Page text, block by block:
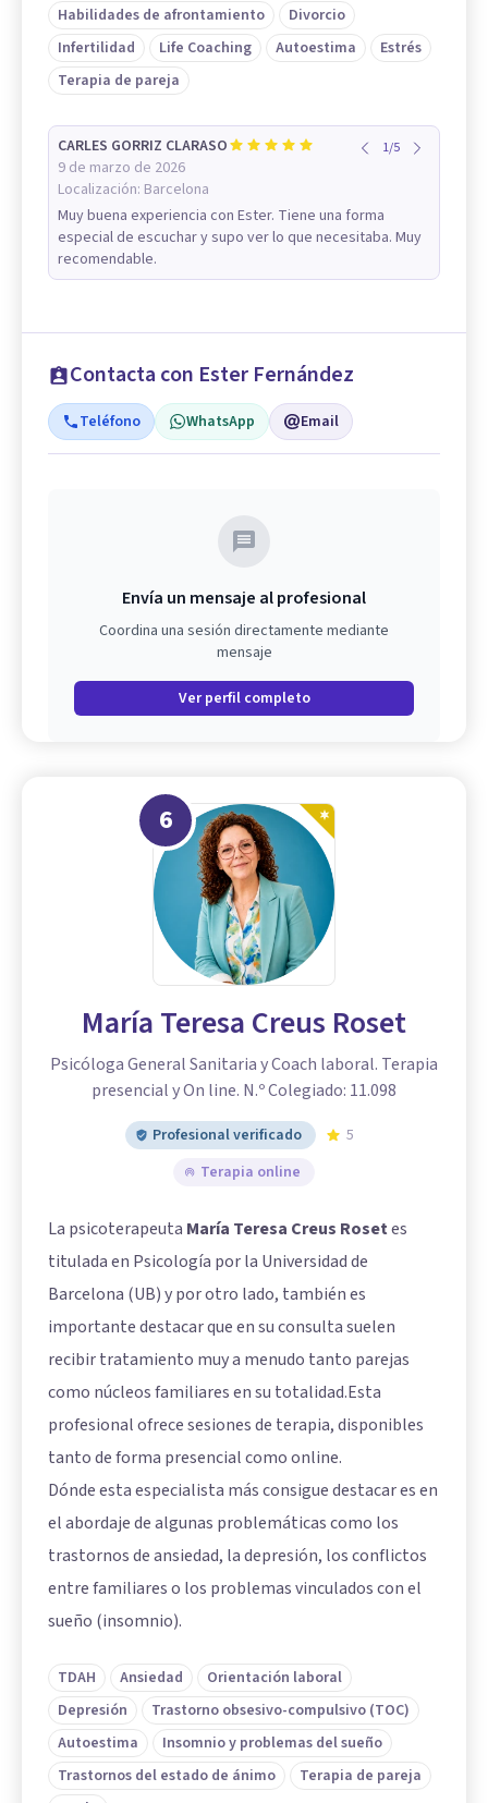
Habilidades de afrontamiento
Divorcio
Infertilidad
Life Coaching Autoestima
Estrés
Terapia de pareja
CARLES GORRIZ CLARASO
9 de marzo de 2026
Localización: Barcelona
1/5
Muy buena experiencia con Ester. Tiene una forma
especial de escuchar y supo ver lo que necesitaba. Muy
recomendable.
Contacta con Ester Fernández
Teléfono WhatsApp Email
Envía un mensaje al profesional
Coordina una sesión directamente mediante
mensaje
Ver perfil completo
6
María Teresa Creus Roset
Psicóloga General Sanitaria y Coach laboral. Terapia
presencial y On line. N.º Colegiado: 11.098
Profesional verificado
5
Terapia online
La psicoterapeuta María Teresa Creus Rosetes
titulada en Psicología por la Universidad de
Barcelona (UB) y por otro lado, también es
importante destacar que en su consulta suelen
recibir tratamiento muy a menudo tanto parejas
como núcleos familiares en su totalidad.Esta
profesional ofrece sesiones de terapia, disponibles
tanto de forma presencial como online.
Dónde esta especialista más consigue destacar es en
el abordaje de algunas problemáticas como los
trastornos de ansiedad, la depresión, los conflictos
entre familiares o los problemas vinculados con el
sueño (insomnio).
TDAH Ansiedad
Orientación laboral
Depresión
Trastorno obsesivo-compulsivo (TOC)
Autoestima
Insomnio y problemas del sueño
Trastornos del estado de ánimo
Terapia de pareja